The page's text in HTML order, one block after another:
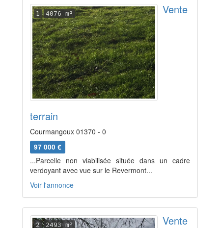
1 4076 m² Vente
terrain
Courmangoux 01370 - 0
97 000 €
...Parcelle non viabilisée située dans un cadre
verdoyant avec vue sur le Revermont...
Voir l'annonce
2 2493 m² Vente